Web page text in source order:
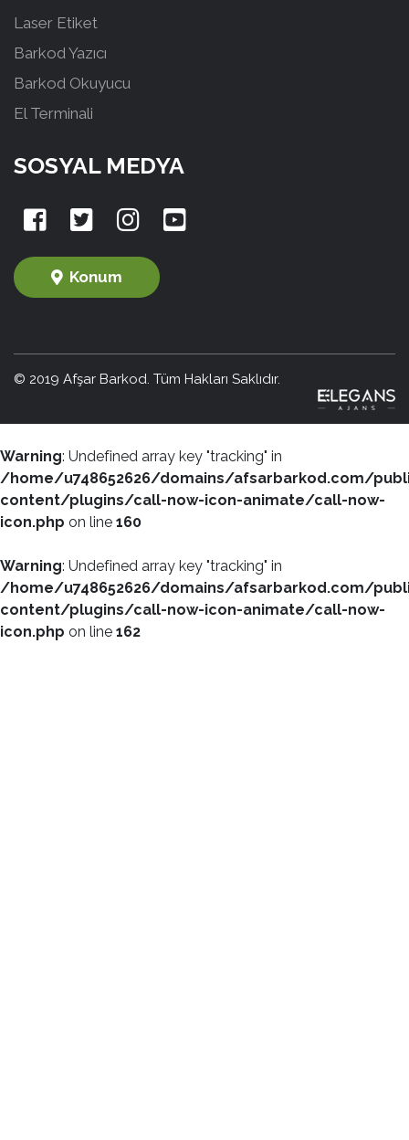
Laser Etiket
Barkod Yazıcı
Barkod Okuyucu
El Terminali
SOSYAL MEDYA
Konum
© 2019 Afşar Barkod. Tüm Hakları Saklıdır.
Warning: Undefined array key "tracking" in
/home/u748652626/domains/afsarbarkod.com/
content/plugins/call-now-icon-animate/call-now-
icon.php on line 160
Warning: Undefined array key "tracking" in
/home/u748652626/domains/afsarbarkod.com/
content/plugins/call-now-icon-animate/call-now-
icon.php on line 162